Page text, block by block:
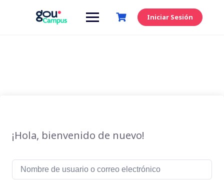
Iniciar Sesión
¡Hola, bienvenido de nuevo!